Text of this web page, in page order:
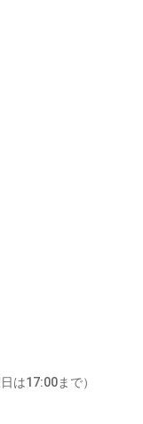
は17:00まで）